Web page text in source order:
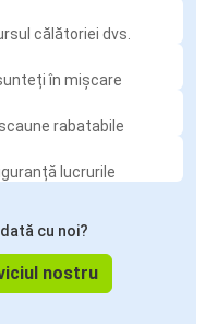
călătoriei dvs.
în mișcare
rabatabile
lucrurile
cu noi?
nostru